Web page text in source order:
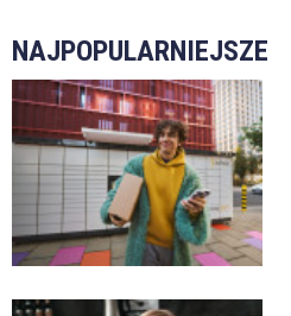
NAJPOPULARNIEJSZE